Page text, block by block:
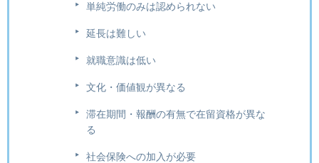
単純労働のみは認められない
延長は難しい
就職意識は低い
文化・価値観が異なる
滞在期間・報酬の有無で在留資格が異な
る
社会保険への加入が必要